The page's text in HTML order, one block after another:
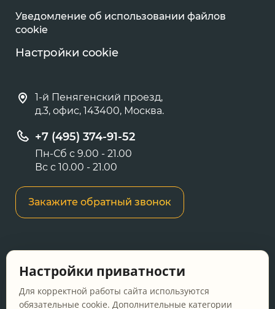
Уведомление об использовании файлов
cookie
Настройки cookie
1-й Пенягенский проезд,
д.3, офис, 143400, Москва.
+7 (495) 374-91-52
Пн-Сб с 9.00 - 21.00
Вс с 10.00 - 21.00
Закажите обратный звонок
сайте носит информационный характер и не
является публичной офертой, определяемой
положениями Статьи 437 ГК РФ.
Настройки приватности
Для корректной работы сайта используются
обязательные cookie. Дополнительные категории